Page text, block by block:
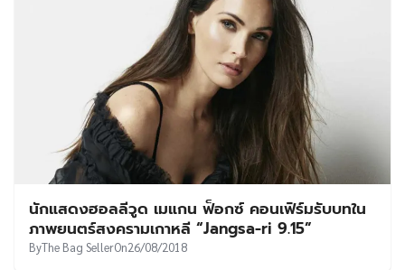
นักแสดงฮอลลีวูด เมแกน ฟ็อกซ์ คอนเฟิร์มรับบทใน
ภาพยนตร์สงครามเกาหลี “Jangsa-ri 9.15”
ByThe Bag SellerOn26/08/2018